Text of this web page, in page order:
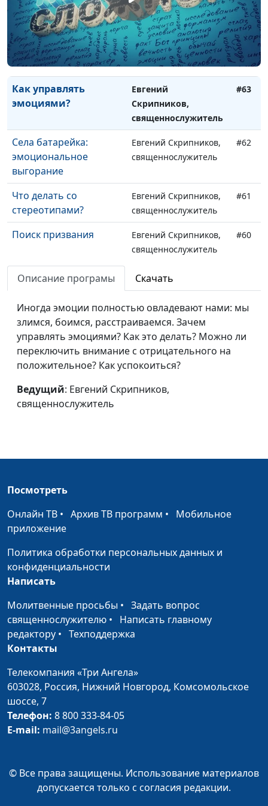
Цели: от постановки
до достижения
Александр Кузнецов,
лайф-коуч
#65
Принцип 80/20
Александр Кузнецов,
лайф-коуч
#64
Как управлять
эмоциями?
Евгений
Скрипников,
священнослужитель
#63
Села батарейка:
эмоциональное
выгорание
Евгений Скрипников,
священнослужитель
#62
Что делать со
стереотипами?
Евгений Скрипников,
священнослужитель
#61
Поиск призвания
Евгений Скрипников,
священнослужитель
#60
Учимся учиться
Евгений Скрипников,
священнослужитель
Как правильно
конфликтовать?
Евгений Скрипников,
священнослужитель
#58
Кто на нас влияет?
Евгений Скрипников,
священнослужитель
Как победить лень?
Евгений Скрипников,
Слушать и слышать
Евгений Скрипников,
священнослужитель
Давать ли обещания?
священнослужитель
Как реагировать на
сарказм?
священнослужитель
Самооправдание - враг
или союзник?
Евгений Скрипников,
священнослужитель
священнослужитель
Как принимать
решения?
Сила благодарности
Евгений Скрипников,
священнослужитель
#46
Описание програмы Скачать
Иногда эмоции полностью овладевают нами: мы
злимся, боимся, расстраиваемся. Зачем
управлять эмоциями? Как это делать? Можно ли
переключить внимание с отрицательного на
положительное? Как успокоиться?
Ведущий: Евгений Скрипников,
священнослужитель
Посмотреть
Онлайн ТВ • Архив ТВ программ • Мобильное
приложение
Политика обработки персональных данных и
конфиденциальности
Написать
Молитвенные просьбы • Задать вопрос
священнослужителю • Написать главному
редактору • Техподдержка
Контакты
Телекомпания «Три Ангела»
603028, Россия, Нижний Новгород, Комсомольское
шоссе, 7
Телефон: 8 800 333-84-05
E-mail: mail@3angels.ru
© Все права защищены. Использование материалов
допускается только с согласия редакции.